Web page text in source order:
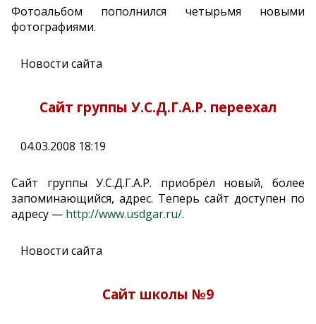
Фотоальбом пополнился четырьмя новыми
фотографиями.
Новости сайта
Сайт группы У.С.Д.Г.А.Р. переехал
04.03.2008 18:19
Сайт группы У.С.Д.Г.А.Р. приобрёл новый, более
запоминающийся, адрес. Теперь сайт доступен по
адресу — http://www.usdgar.ru/.
Новости сайта
Сайт школы №9